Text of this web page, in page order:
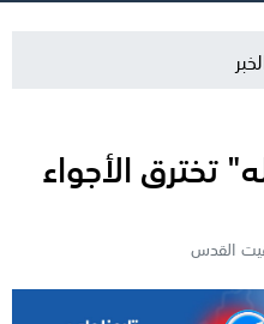
تخترق الأجواء